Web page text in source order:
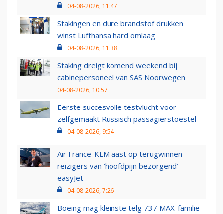
04-08-2026, 11:47
Stakingen en dure brandstof drukken
winst Lufthansa hard omlaag
04-08-2026, 11:38
Staking dreigt komend weekend bij
cabinepersoneel van SAS Noorwegen
04-08-2026, 10:57
Eerste succesvolle testvlucht voor
zelfgemaakt Russisch passagierstoestel
04-08-2026, 9:54
Air France-KLM aast op terugwinnen
reizigers van ‘hoofdpijn bezorgend’
easyJet
04-08-2026, 7:26
Boeing mag kleinste telg 737 MAX-familie